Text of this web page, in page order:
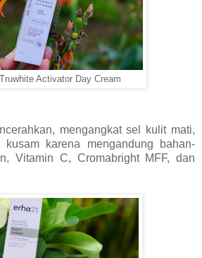
Activator Day Cream
mengangkat sel kulit mati,
karena mengandung bahan-
Vitamin C, Cromabright MFF, dan